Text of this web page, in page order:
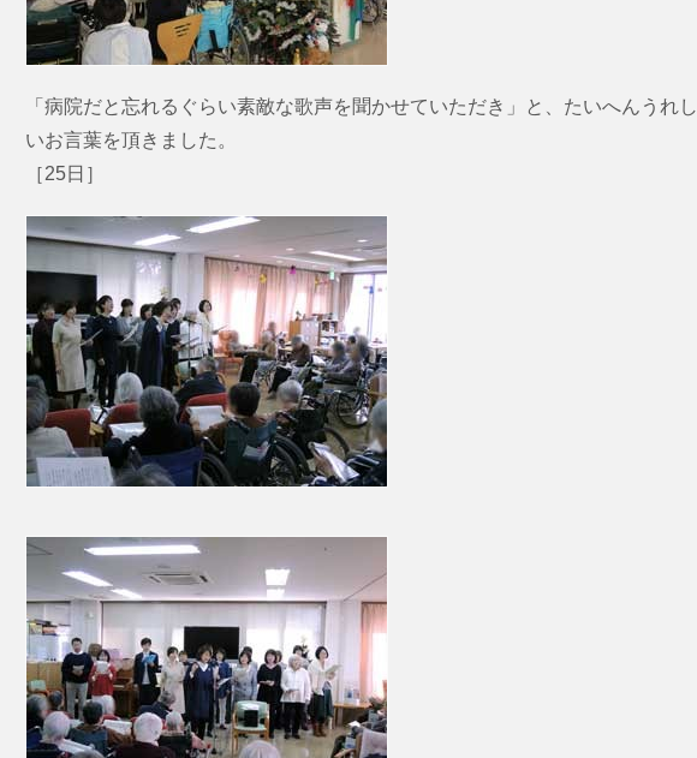
「病院だと忘れるぐらい素敵な歌声を聞かせていただき」と、たいへんうれし
いお言葉を頂きました。
［25日］